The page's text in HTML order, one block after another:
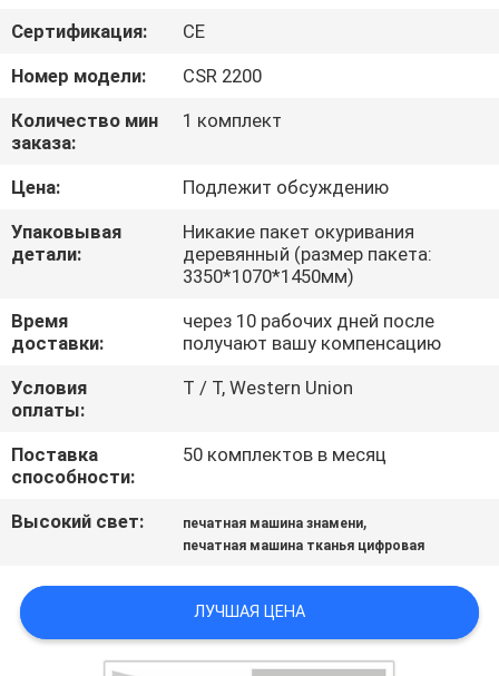
НАША
ФАБРИКА
КОНТРОЛЬ
КАЧЕСТВА
КОНТАКТНЫЕ
НОВОСТИ
СЛУЧАИ
NEWS
КАРТА
Сертификация:
CE
Номер модели:
CSR 2200
Количество мин
заказа:
1 комплект
Цена:
Подлежит обсуждению
Упаковывая
детали:
Никакие пакет окуривания
деревянный (размер пакета:
3350*1070*1450мм)
Время
доставки:
через 10 рабочих дней после
получают вашу компенсацию
Условия
оплаты:
T / T, Western Union
Поставка
способности:
50 комплектов в месяц
Высокий свет: печатная машина знамени,
печатная машина тканья цифровая
ЛУЧШАЯ ЦЕНА